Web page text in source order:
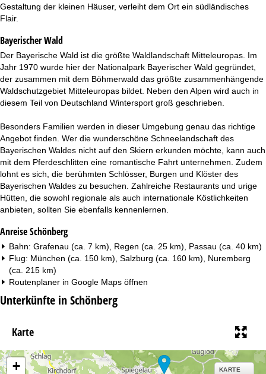
Gestaltung der kleinen Häuser, verleiht dem Ort ein südländisches
Flair.
Bayerischer Wald
Der Bayerische Wald ist die größte Waldlandschaft Mitteleuropas. Im
Jahr 1970 wurde hier der Nationalpark Bayerischer Wald gegründet,
der zusammen mit dem Böhmerwald das größte zusammenhängende
Waldschutzgebiet Mitteleuropas bildet. Neben den Alpen wird auch in
diesem Teil von Deutschland Wintersport groß geschrieben.
Besonders Familien werden in dieser Umgebung genau das richtige
Angebot finden. Wer die wunderschöne Schneelandschaft des
Bayerischen Waldes nicht auf den Skiern erkunden möchte, kann auch
mit dem Pferdeschlitten eine romantische Fahrt unternehmen. Zudem
lohnt es sich, die berühmten Schlösser, Burgen und Klöster des
Bayerischen Waldes zu besuchen. Zahlreiche Restaurants und urige
Hütten, die sowohl regionale als auch internationale Köstlichkeiten
anbieten, sollten Sie ebenfalls kennenlernen.
Anreise Schönberg
Bahn: Grafenau (ca. 7 km), Regen (ca. 25 km), Passau (ca. 40 km)
Flug: München (ca. 150 km), Salzburg (ca. 160 km), Nuremberg
(ca. 215 km)
Routenplaner in Google Maps öffnen
Unterkünfte in Schönberg
Karte
+ KARTE